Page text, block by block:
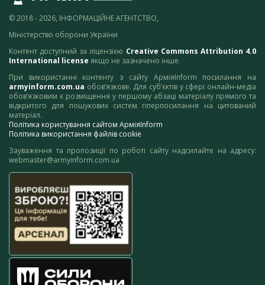
© 2018 - 2026, ІНФОРМАЦІЙНЕ АГЕНТСТВО,
Міністерство оборони України
Контент доступний за ліцензією Creative Commons Attribution 4.0
International license якщо не зазначено інше.
При використанні контенту з сайту АрміяInform посилання на
armyinform.com.ua обов’язкове. Для суб’єктів у сфері онлайн-медіа
обов’язковим є розміщення у першому абзаці матеріалу прямого та
відкритого для пошукових систем гіперпосилання на цитований
матеріал.
Політика користування сайтом АрміяInform
Політика використання файлів cookie
Зауваження та пропозиції по роботі сайту надсилайте на адресу:
webmaster@armyinform.com.ua